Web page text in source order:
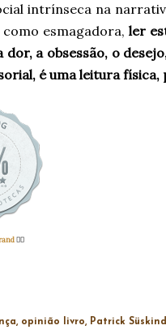
intrínseca na
esmagadora, ler
a obsessão, o
é uma leitura física,
👈🏻
opinião livro Patrick Süskind